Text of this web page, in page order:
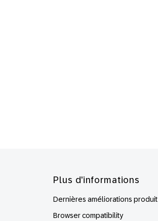
Plus d'informations
Dernières améliorations produit
Browser compatibility